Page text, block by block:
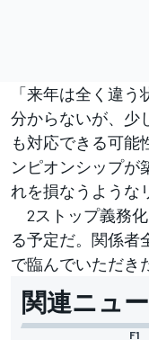
「来年は全く違
分からないが、少
も対応できる可能
ンピオンシップが
れを損なうような
2ストップ義務
る予定だ。関係者
で臨んでいただき
関連ニュ
F1